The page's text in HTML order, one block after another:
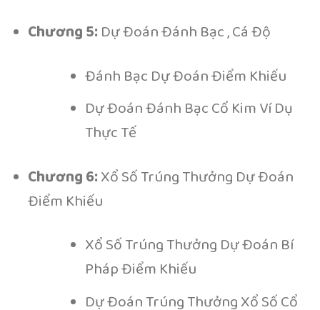
Chương 5: Dự Đoán Đánh Bạc , Cá Độ
Đánh Bạc Dự Đoán Điểm Khiếu
Dự Đoán Đánh Bạc Cổ Kim Ví Dụ
Thực Tế
Chương 6:Xổ Số Trúng Thưởng Dự Đoán
Điểm Khiếu
Xổ Số Trúng Thưởng Dự Đoán Bí
Pháp Điểm Khiếu
Dự Đoán Trúng Thưởng Xổ Số Cổ